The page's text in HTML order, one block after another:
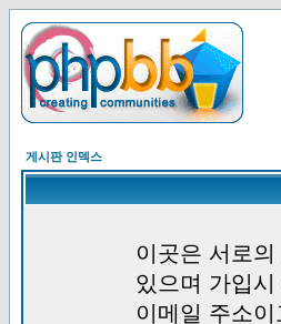
게시판 인덱스
이곳은 서로
있으며 가입
이메일 주소